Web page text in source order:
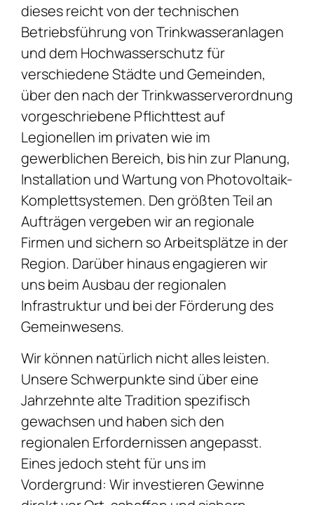
dieses reicht von der technischen
Betriebsführung von Trinkwasseranlagen
und dem Hochwasserschutz für
verschiedene Städte und Gemeinden,
über den nach der Trinkwasserverordnung
vorgeschriebene Pflichttest auf
Legionellen im privaten wie im
gewerblichen Bereich, bis hin zur Planung,
Installation und Wartung von Photovoltaik-
Komplettsystemen. Den größten Teil an
Aufträgen vergeben wir an regionale
Firmen und sichern so Arbeitsplätze in der
Region. Darüber hinaus engagieren wir
uns beim Ausbau der regionalen
Infrastruktur und bei der Förderung des
Gemeinwesens.
Wir können natürlich nicht alles leisten.
Unsere Schwerpunkte sind über eine
Jahrzehnte alte Tradition spezifisch
gewachsen und haben sich den
regionalen Erfordernissen angepasst.
Eines jedoch steht für uns im
Vordergrund: Wir investieren Gewinne